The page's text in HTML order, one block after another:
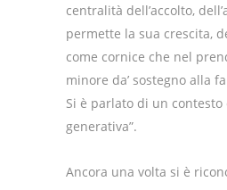
centralità dell’accolto,
permette la sua crescita,
come cornice che nel
minore da’ sostegno alla
Si è parlato di un contesto
generativa”.
Ancora una volta si è